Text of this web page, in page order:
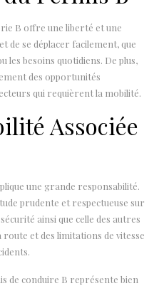
B offre une liberté et une
de se déplacer facilement, que
les besoins quotidiens. De plus,
des opportunités
qui requièrent la mobilité.
Associée
une grande responsabilité.
prudente et respectueuse sur
ainsi que celle des autres
route et des limitations de vitesse
de conduire B représente bien